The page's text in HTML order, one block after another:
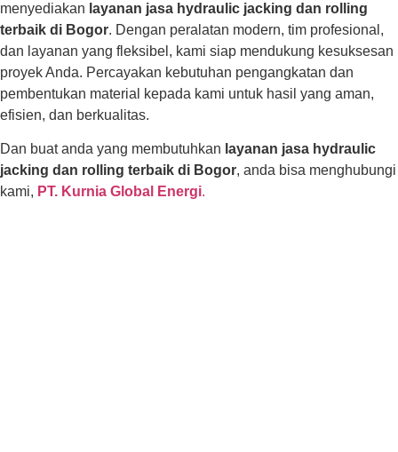
menyediakan layanan jasa hydraulic jacking dan rolling
terbaik di Bogor. Dengan peralatan modern, tim profesional,
dan layanan yang fleksibel, kami siap mendukung kesuksesan
proyek Anda. Percayakan kebutuhan pengangkatan dan
pembentukan material kepada kami untuk hasil yang aman,
efisien, dan berkualitas.
Dan buat anda yang membutuhkan layanan jasa hydraulic
jacking dan rolling terbaik di Bogor, anda bisa menghubungi
kami, PT. Kurnia Global Energi.